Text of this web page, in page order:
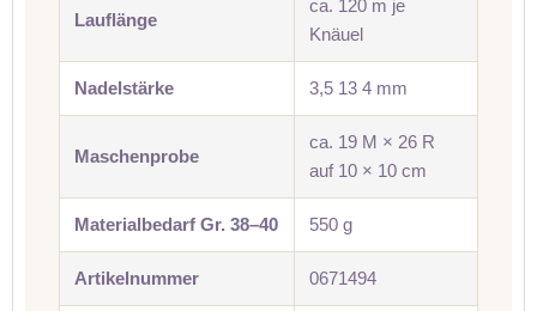
Lauflänge
ca. 120 m je
Knäuel
Nadelstärke 3,5 13 4 mm
Maschenprobe
ca. 19 M × 26 R
auf 10 × 10 cm
Materialbedarf Gr. 38–40 550 g
Artikelnummer 0671494